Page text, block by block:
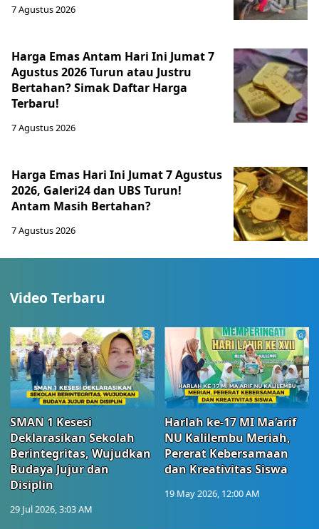
7 Agustus 2026
Harga Emas Antam Hari Ini Jumat 7
Agustus 2026 Turun atau Justru
Bertahan? Simak Daftar Harga
Terbaru!
7 Agustus 2026
Harga Emas Hari Ini Jumat 7 Agustus
2026, Galeri24 dan UBS Turun!
Antam Masih Bertahan?
7 Agustus 2026
Video Terbaru
SMAN 1 Kesesi
Deklarasikan Sekolah
Berintegritas, Wujudkan
Budaya Jujur dan
Disiplin
29 Jul 2026, 3:03 AM
Harlah ke-17 MI Ma’arif
NU Kalilembu Meriah,
Pererat Kebersamaan
dan Kreativitas Siswa
19 May 2026, 12:00 AM